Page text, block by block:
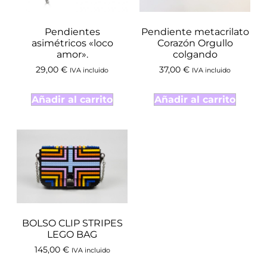
Pendientes
asimétricos «loco
amor».
29,00 € IVA incluido
Añadir al carrito
Pendiente metacrilato
Corazón Orgullo
colgando
37,00 € IVA incluido
Añadir al carrito
BOLSO CLIP STRIPES
LEGO BAG
145,00 € IVA incluido